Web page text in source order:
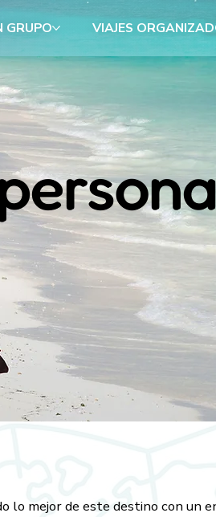
GRUPO VIAJES
lo mejor de este destino con un